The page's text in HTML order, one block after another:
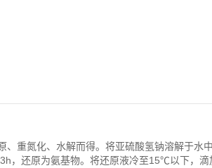
重氮化、水解而得。将亚硫酸氢钠溶解于水
，还原为氨基物。将还原液冷至15℃以下，滴